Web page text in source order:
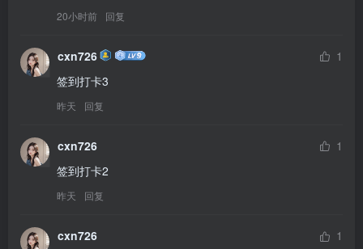
20小时前 回复
cxn726
1
签到打卡3
昨天 回复
cxn726
1
签到打卡2
昨天 回复
cxn726
1